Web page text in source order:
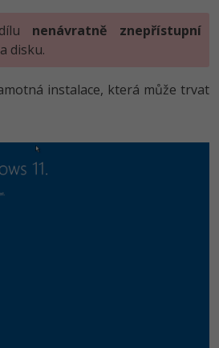
nenávratně znepřístupní
disku.
instalace, která může trvat